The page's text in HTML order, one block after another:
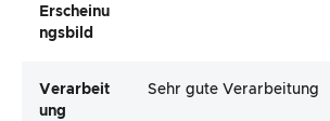
Erscheinu
Ngsbild
Verarbeit
Ung
Sehr gute Verarbeitung